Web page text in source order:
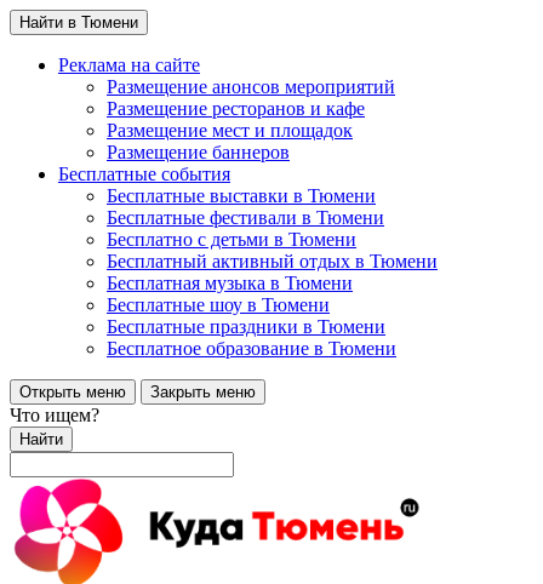
Найти в Тюмени
Реклама на сайте
Размещение анонсов мероприятий
Размещение ресторанов и кафе
Размещение мест и площадок
Размещение баннеров
Бесплатные события
Бесплатные выставки в Тюмени
Бесплатные фестивали в Тюмени
Бесплатно с детьми в Тюмени
Бесплатный активный отдых в Тюмени
Бесплатная музыка в Тюмени
Бесплатные шоу в Тюмени
Бесплатные праздники в Тюмени
Бесплатное образование в Тюмени
Открыть меню Закрыть меню
Что ищем?
Найти